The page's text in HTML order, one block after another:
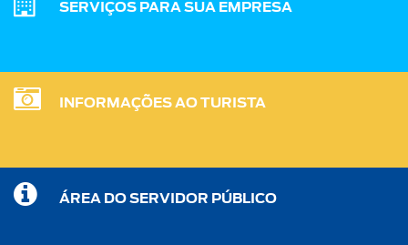
SERVIÇOS PARA SUA EMPRESA
INFORMAÇÕES AO TURISTA
ÁREA DO SERVIDOR PÚBLICO